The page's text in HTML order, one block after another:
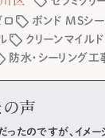
ロ
ボンド MSシ
クリーンマイル
防水・シーリング工
の声
ったのですが、イメ